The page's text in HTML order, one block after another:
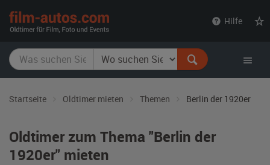
Hilfe
Startseite Oldtimer mieten Themen Berlin der 1920er
Oldtimer zum Thema "Berlin der
1920er" mieten